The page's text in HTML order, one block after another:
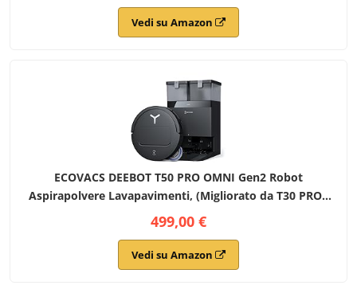
Vedi su Amazon
ECOVACS DEEBOT T50 PRO OMNI Gen2 Robot
Aspirapolvere Lavapavimenti, (Migliorato da T30 PRO),
21000 Pa, Spazzola Laterale Estensibile e Lavapavimenti,
Aggiunta Automatica Soluzione Detergente, Nero
499,00 €
Vedi su Amazon